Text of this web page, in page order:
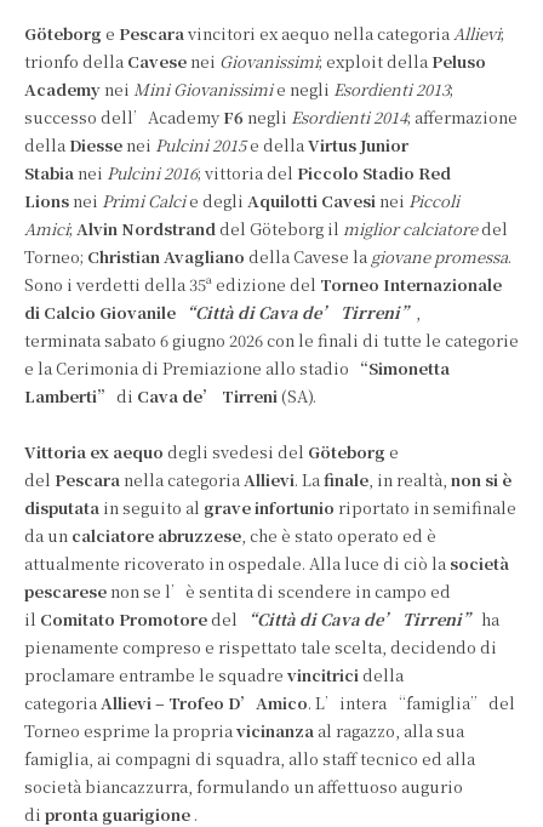
Göteborg e Pescaravincitori ex aequo nella categoriaAllievi;
trionfo della Cavesenei Giovanissimi; exploit della Peluso
Academynei Mini Giovanissimie negli Esordienti 2013;
successo dell’Academy F6 negli Esordienti 2014; affermazione
della Diessenei Pulcini 2015e dellaVirtus Junior
Stabianei Pulcini 2016; vittoria del Piccolo Stadio Red
Lionsnei Primi Calcie degli Aquilotti Cavesinei Piccoli
Amici; Alvin Nordstranddel Göteborg il miglior calciatoredel
Torneo; Christian Avagliano della Cavese la giovane promessa.
Sono i verdetti della 35ª edizione del Torneo Internazionale
di Calcio Giovanile
“Città di Cava de’ Tirreni” ,
terminata sabato 6 giugno 2026 con le finali di tutte le categorie
e la Cerimonia di Premiazione allo stadio “Simonetta
Lamberti” di Cava de’ Tirreni (SA).
Vittoria ex aequo degli svedesi del Göteborg e
del Pescaranella categoriaAllievi. Lafinale, in realtà, non si è
disputata in seguito al grave infortunio riportato in semifinale
da un calciatore abruzzese, che è stato operato ed è
attualmente ricoverato in ospedale. Alla luce di ciò la società
pescaresenon se l’è sentita di scendere in campo ed
il Comitato Promotoredel “Città di Cava de’ Tirreni” ha
pienamente compreso e rispettato tale scelta, decidendo di
proclamare entrambe le squadre vincitricidella
categoriaAllievi – Trofeo D’Amico. L’intera “famiglia” del
Torneo esprime la propriavicinanza al ragazzo, alla sua
famiglia, ai compagni di squadra, allo staff tecnico ed alla
società biancazzurra, formulando un affettuoso augurio
di pronta guarigione .